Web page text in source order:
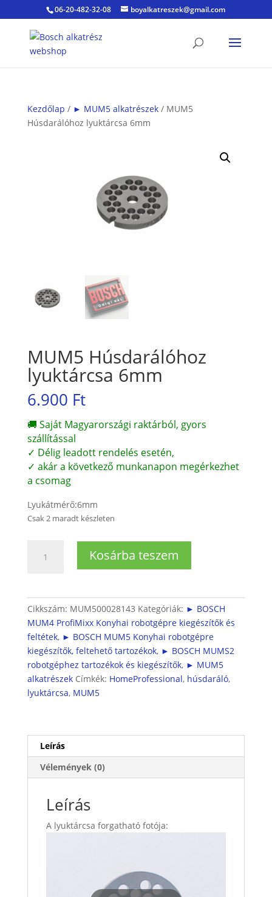
06-20-482-32-08 boyalkatreszek@gmail.com
Kezdőlap / ► MUM5 alkatrészek/ MUM5
Húsdarálóhoz lyuktárcsa 6mm
MUM5 Húsdarálóhoz
lyuktárcsa 6mm
6.900 Ft
🚚 Saját Magyarországi raktárból, gyors
szállítással
✓ Délig leadott rendelés esetén,
✓ akár a következő munkanapon megérkezhet
a csomag
Lyukátmérő:6mm
Csak 2 maradt készleten
Húsdarálóhoz
mennyiség
Kosárba teszem
Cikkszám: MUM500028143 Kategóriák: ► BOSCH
MUM4 ProfiMixx Konyhai robotgépre kiegészítők és
feltétek, ► BOSCH MUM5 Konyhai robotgépre
kiegészítők, feltehető tartozékok, ► BOSCH MUMS2
robotgéphez tartozékok és kiegészítők, ► MUM5
alkatrészek Címkék: HomeProfessional, húsdaráló,
lyuktárcsa, MUM5
Leírás
Vélemények (0)
Leírás
A lyuktárcsa forgatható fotója: